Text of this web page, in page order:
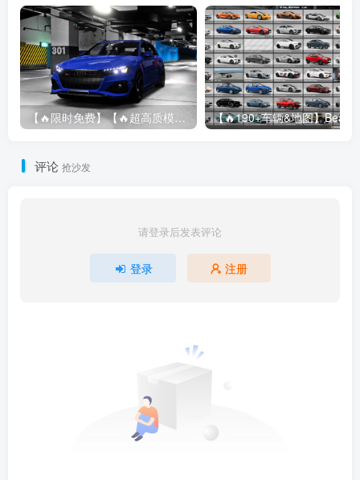
【🔥限时免费】【🔥超高质模组】2022 奥迪 A4/S4/RS4 Avant 2.61
评论 抢沙发
请登录后发表评论
登录 注册